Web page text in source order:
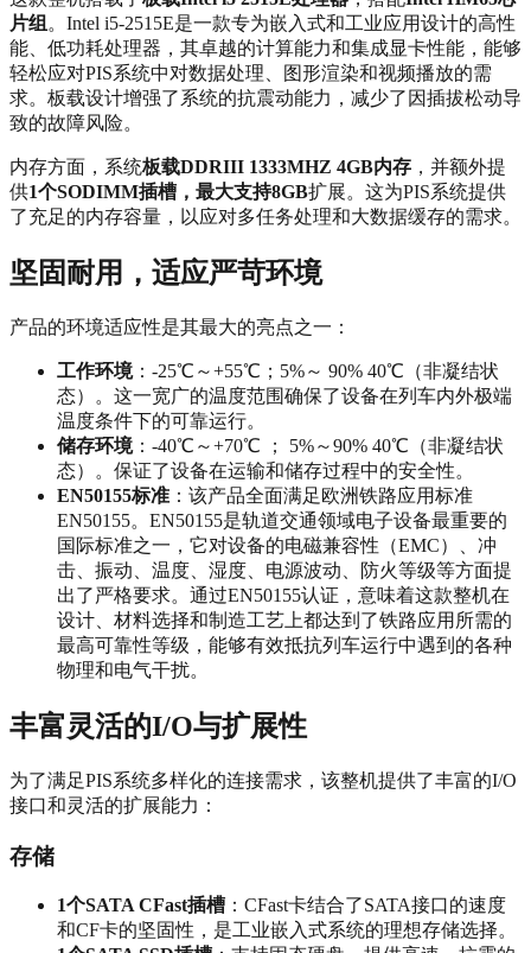
片组 。Intel i5-2515E是一款专为嵌入式和工业应用设计的高性
能、低功耗处理器，其卓越的计算能力和集成显卡性能，能够
轻松应对PIS系统中对数据处理、图形渲染和视频播放的需
求。板载设计增强了系统的抗震动能力，减少了因插拔松动导
致的故障风险。
内存方面，系统板载DDRIII 1333MHZ 4GB内存 ，并额外提
供1个SODIMM插槽，最大支持8GB扩展。这为PIS系统提供
了充足的内存容量，以应对多任务处理和大数据缓存的需求。
坚固耐用，适应严苛环境
产品的环境适应性是其最大的亮点之一：
工作环境：-25℃～+55℃；5%～ 90% 40℃（非凝结状
态）。这一宽广的温度范围确保了设备在列车内外极端
温度条件下的可靠运行。
储存环境：-40℃～+70℃ ； 5%～90% 40℃（非凝结状
态）。保证了设备在运输和储存过程中的安全性。
EN50155标准 ：该产品全面满足欧洲铁路应用标准
EN50155。EN50155是轨道交通领域电子设备最重要的
国际标准之一，它对设备的电磁兼容性（EMC）、冲
击、振动、温度、湿度、电源波动、防火等级等方面提
出了严格要求。通过EN50155认证，意味着这款整机在
设计、材料选择和制造工艺上都达到了铁路应用所需的
最高可靠性等级，能够有效抵抗列车运行中遇到的各种
物理和电气干扰。
丰富灵活的I/O与扩展性
为了满足PIS系统多样化的连接需求，该整机提供了丰富的I/O
接口和灵活的扩展能力：
存储
1个SATA CFast插槽 ：CFast卡结合了SATA接口的速度
和CF卡的坚固性，是工业嵌入式系统的理想存储选择。